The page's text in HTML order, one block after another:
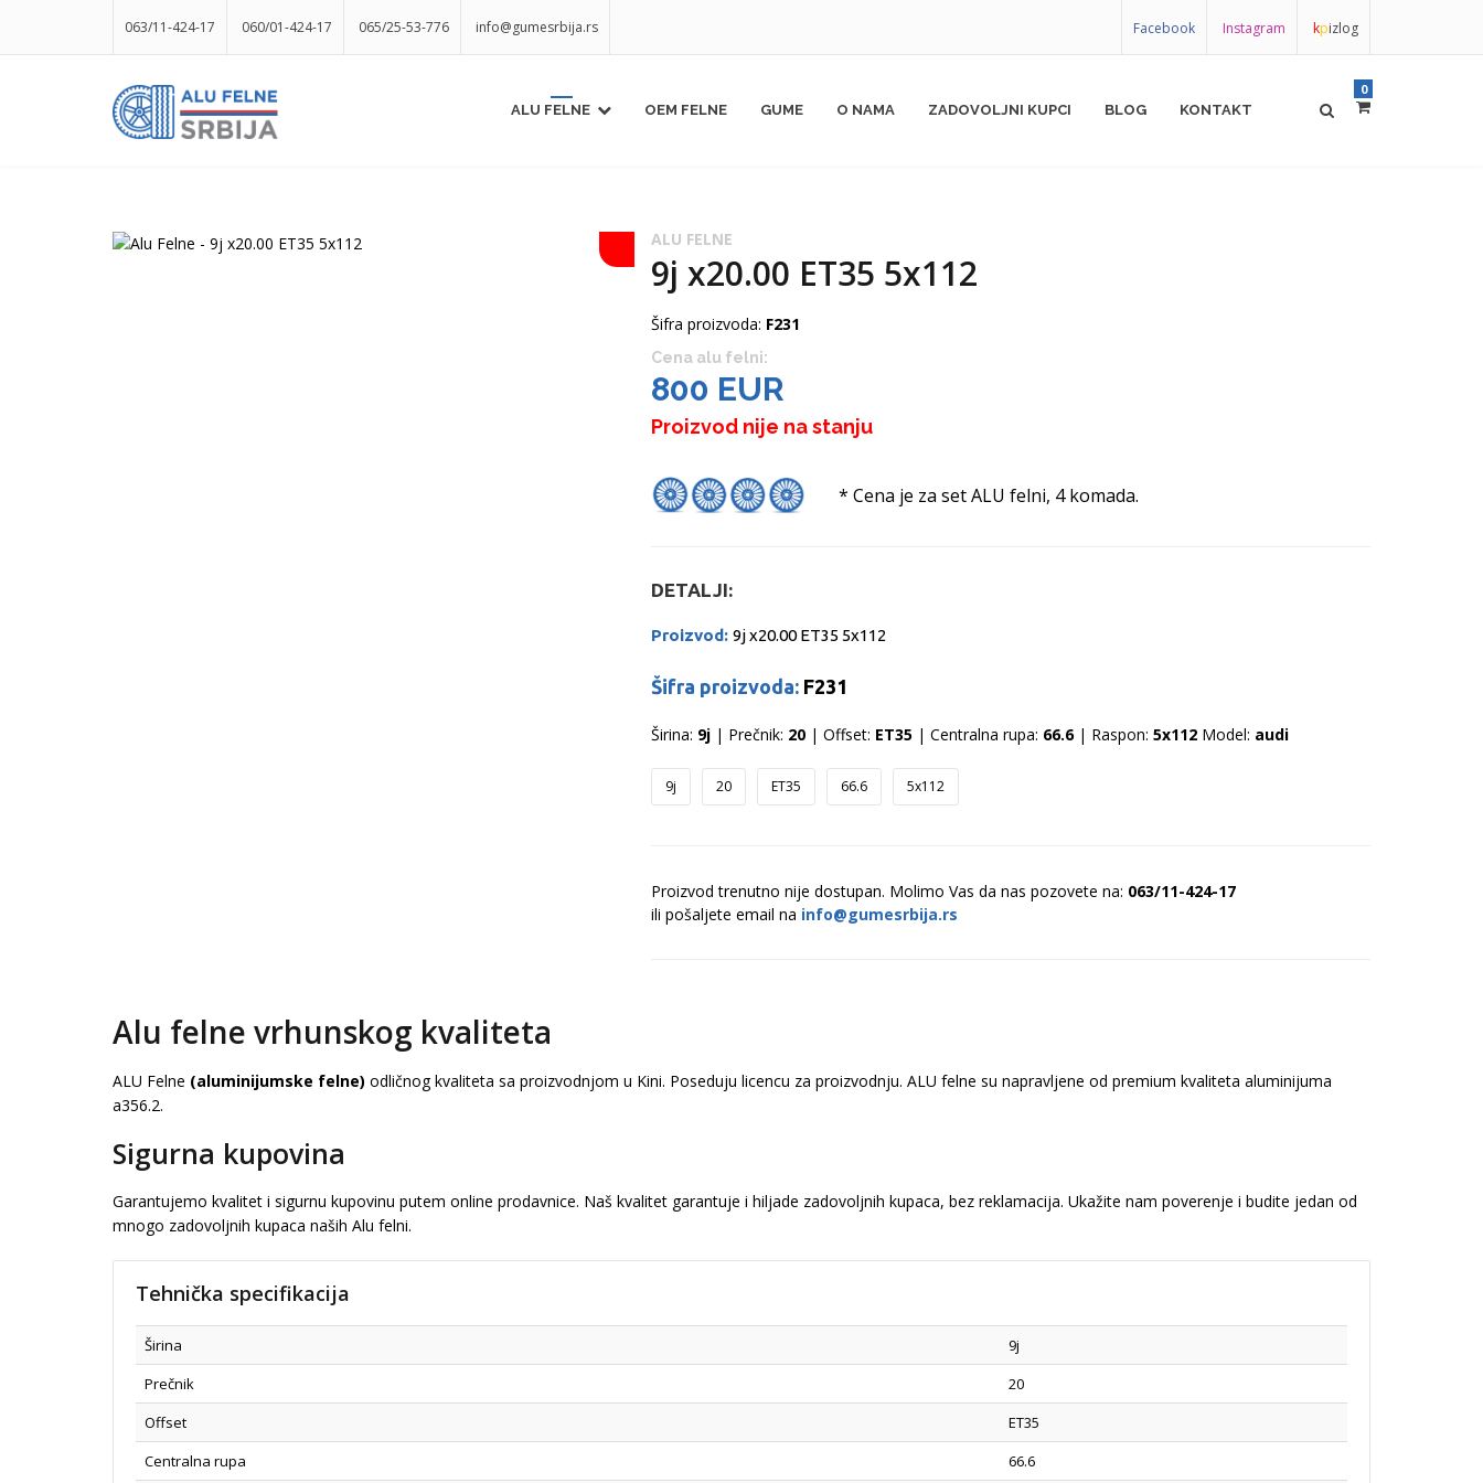
063/11-424-17 060/01-424-17 065/25-53-776 info@gumesrbija.rs Facebook Instagram kpizlog
ALU FELNE OEM FELNE GUME O NAMA ZADOVOLJNI KUPCI BLOG KONTAKT
0
ALU FELNE
9j x20.00 ET35 5x112
Šifra proizvoda: F231
Cena alu felni:
800 EUR
Proizvod nije na stanju
* Cena je za set ALU felni, 4 komada.
DETALJI:
Proizvod: 9j x20.00 ET35 5x112
Šifra proizvoda: F231
Širina: 9j| Prečnik: 20| Offset: ET35| Centralna rupa: 66.6| Raspon: 5x112Model: audi
9j 20 ET35 66.6 5x112
Proizvod trenutno nije dostupan. Molimo Vas da nas pozovete na: 063/11-424-17
ili pošaljete email na info@gumesrbija.rs
Alu felne vrhunskog kvaliteta
ALU Felne (aluminijumske felne) odličnog kvaliteta sa proizvodnjom u Kini. Poseduju licencu za proizvodnju. ALU felne su napravljene od premium kvaliteta aluminijuma
a356.2.
Sigurna kupovina
Garantujemo kvalitet i sigurnu kupovinu putem online prodavnice. Naš kvalitet garantuje i hiljade zadovoljnih kupaca, bez reklamacija. Ukažite nam poverenje i budite jedan od
mnogo zadovoljnih kupaca naših Alu felni.
Tehnička specifikacija
Širina
9j
Prečnik
20
Offset
ET35
Centralna rupa
66.6